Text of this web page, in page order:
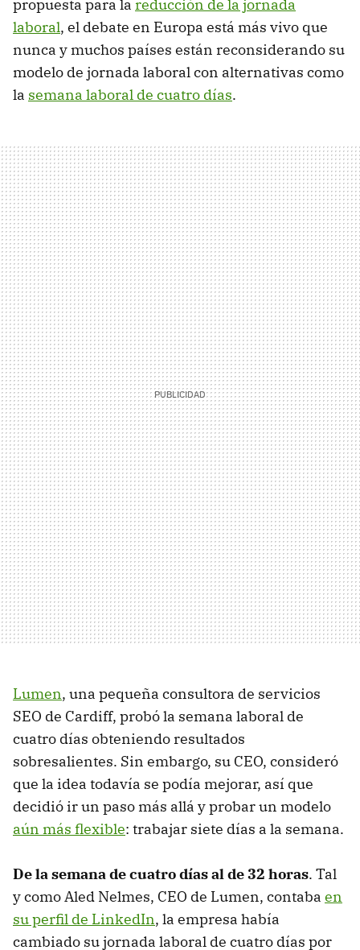
propuesta para la reducción de la jornada
laboral, el debate en Europa está más vivo que
nunca y muchos países están reconsiderando su
modelo de jornada laboral con alternativas como
la semana laboral de cuatro días.
Lumen, una pequeña consultora de servicios
SEO de Cardiff, probó la semana laboral de
cuatro días obteniendo resultados
sobresalientes. Sin embargo, su CEO, consideró
que la idea todavía se podía mejorar, así que
decidió ir un paso más allá y probar un modelo
aún más flexible: trabajar siete días a la semana.
De la semana de cuatro días al de 32 horas. Tal
y como Aled Nelmes, CEO de Lumen, contaba en
su perfil de LinkedIn, la empresa había
cambiado su jornada laboral de cuatro días por